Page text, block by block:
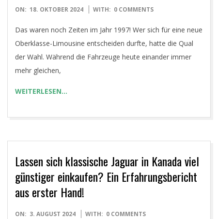
2024-
ON: 18. OKTOBER 2024 WITH: 0 COMMENTS
Das waren noch Zeiten im Jahr 1997! Wer sich für eine neue
Oberklasse-Limousine entscheiden durfte, hatte die Qual
der Wahl. Während die Fahrzeuge heute einander immer
mehr gleichen,
WEITERLESEN…
Lassen sich klassische Jaguar in Kanada viel
günstiger einkaufen? Ein Erfahrungsbericht
aus erster Hand!
2024-
ON: 3. AUGUST 2024 WITH: 0 COMMENTS